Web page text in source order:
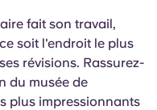
fait son travail,
soit l'endroit le plus
révisions. Rassurez-
du musée de
plus impressionnants